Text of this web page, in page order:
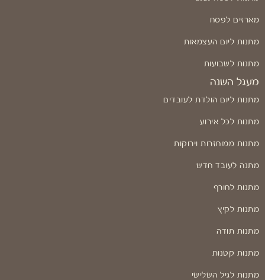
מארזים לפסח
מתנות ליום העצמאות
מתנות לשבועות
מעגל השנה
מתנות ליום הולדת לעובדים
מתנות לכל אירוע
מתנות ממוחזרות וירוקות
מתנה לעובד חדש
מתנות לחורף
מתנות לקיץ
מתנות תודה
מתנות קטנות
מתנות לגיל השלישי